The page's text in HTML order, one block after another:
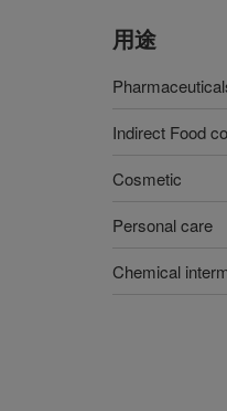
用途
Indirect Food
Cosmetic
Personal care
Chemical